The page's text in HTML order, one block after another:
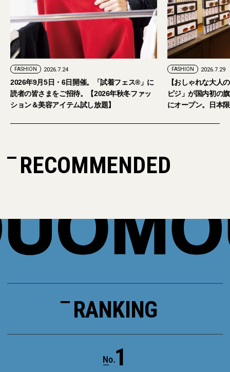
試着フェス®︎」に
年秋冬ファッ
題】
【おしゃれな大人のアイウェア】パリ発「イジ
ピジ」が国内初の旗艦店をキャットストリート
にオープン。日本限定サングラスも登場
RECOMMENDED
RANKING
1